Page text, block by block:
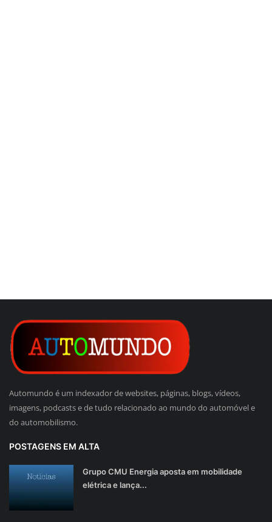
Automundo é um indexador de websites, páginas, blogs, vídeos,
imagens, podcasts e de tudo relacionado ao mundo do automóvel e
do automobilismo.
POSTAGENS EM ALTA
Grupo CMU Energia aposta em mobilidade
elétrica e lança...